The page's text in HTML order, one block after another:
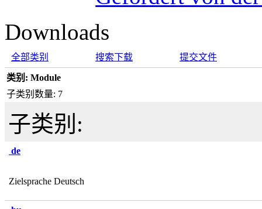
Downloads
全部类别 搜索下载 提交文件
类别: Module
子类别数量: 7
子类别:
de
Zielsprache Deutsch